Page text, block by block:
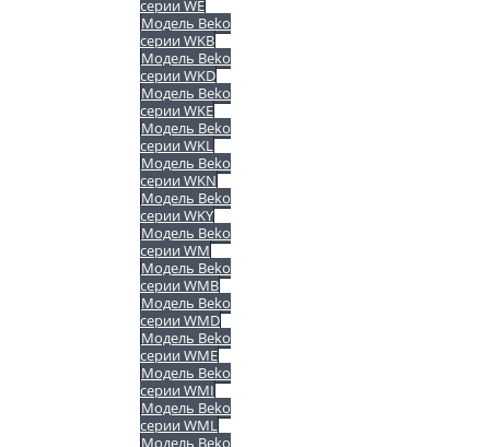
серии WE
Модель Beko
серии WKB
Модель Beko
серии WKD
Модель Beko
серии WKE
Модель Beko
серии WKL
Модель Beko
серии WKN
Модель Beko
серии WKY
Модель Beko
серии WM
Модель Beko
серии WMB
Модель Beko
серии WMD
Модель Beko
серии WME
Модель Beko
серии WMI
Модель Beko
серии WML
Модель Beko